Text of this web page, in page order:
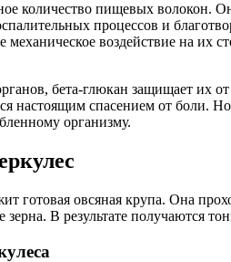
количество пищевых волокон.
процессов и
воздействие на их
бета-глюкан защищает их
настоящим спасением от боли.
организму.
готовая овсяная крупа. Она
В результате получаются